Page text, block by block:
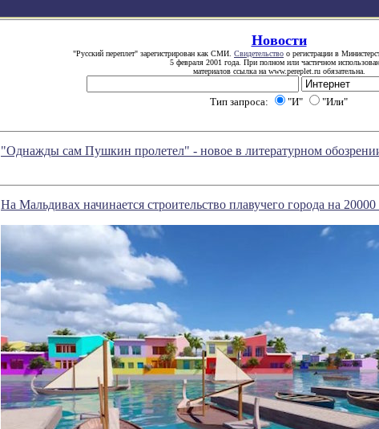
Новости
"Русский переплет" зарегистрирован как СМИ. Свидетельство о регистрации в
5 февраля 2001 года. При полном или частичном
материалов ссылка на www.pereplet.ru обязательна.
Тип запроса: "И" "Или"
"Однажды сам Пушкин пролетел" - новое в литературном
На Мальдивах начинается строительство плавучего города на 20000